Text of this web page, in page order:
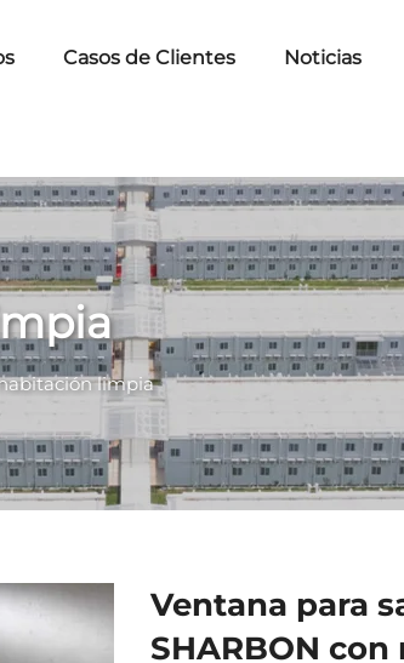
Casos de Clientes Noticias
limpia
Ventana para
SHARBON